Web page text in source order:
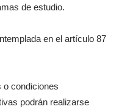
de estudio.
en el artículo 87
o condiciones
podrán realizarse